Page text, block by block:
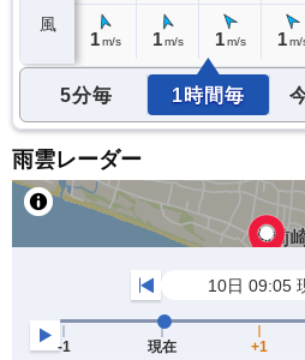
風
1 m/s 1 m/s 1 m/s 1 m/
5分毎 1時間毎
雨雲レーダー